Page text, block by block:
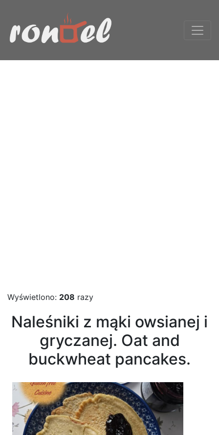
Wyświetlono: 208 razy
Naleśniki z mąki owsianej i
gryczanej. Oat and
buckwheat pancakes.